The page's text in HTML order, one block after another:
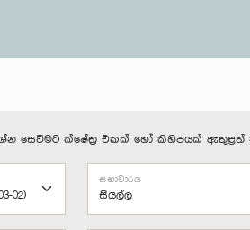
සෙවීමට ක්ෂේත්‍ර එකක් හෝ කිහිපයක් ඇතුළත්
සභාවාරය